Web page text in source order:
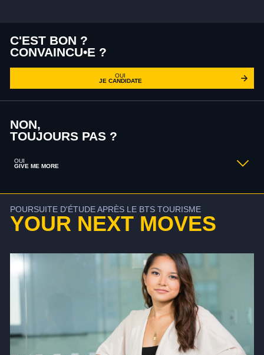
C'EST BON ?
CONVAINCU•E ?
OUI
JE CANDIDATE
NON,
TOUJOURS PAS ?
OUI
GIVE ME MORE
POURSUITE D'ÉTUDE APRÈS LE BTS TOURISME
YOUR NEXT MOVES